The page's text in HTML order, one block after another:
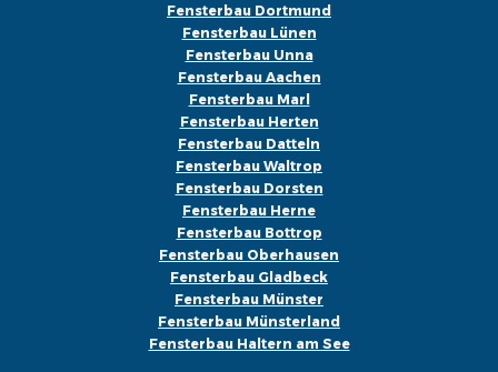
Fensterbau Dortmund
Fensterbau Lünen
Fensterbau Unna
Fensterbau Aachen
Fensterbau Marl
Fensterbau Herten
Fensterbau Datteln
Fensterbau Waltrop
Fensterbau Dorsten
Fensterbau Herne
Fensterbau Bottrop
Fensterbau Oberhausen
Fensterbau Gladbeck
Fensterbau Münster
Fensterbau Münsterland
Fensterbau Haltern am See